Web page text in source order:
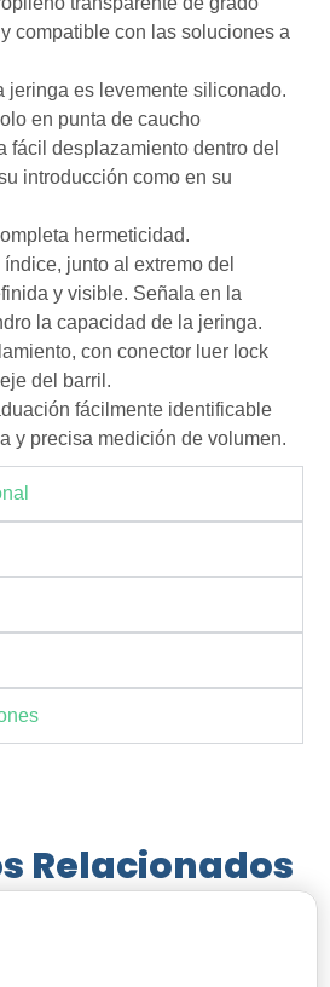
compatible con las soluciones a
jeringa es levemente siliconado.
en punta de caucho
fácil desplazamiento dentro del
introducción como en su
hermeticidad.
junto al extremo del
y visible. Señala en la
la capacidad de la jeringa.
con conector luer lock
del barril.
fácilmente identificable
y precisa medición de volumen.
Relacionados